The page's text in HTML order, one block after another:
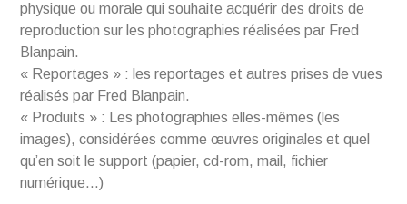
physique ou morale qui souhaite acquérir des droits de
reproduction sur les photographies réalisées par Fred
Blanpain.
« Reportages » : les reportages et autres prises de vues
réalisés par Fred Blanpain.
« Produits » : Les photographies elles-mêmes (les
images), considérées comme œuvres originales et quel
qu’en soit le support (papier, cd-rom, mail, fichier
numérique…)